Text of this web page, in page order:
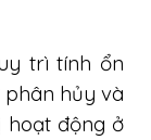
trì tính ổn
phân hủy và
hoạt động ở